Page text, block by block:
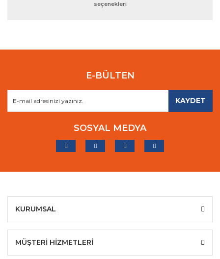
seçenekleri
E-BÜLTEN
KAYDET
SOSYAL MEDYA
KURUMSAL
MÜŞTERİ HİZMETLERİ